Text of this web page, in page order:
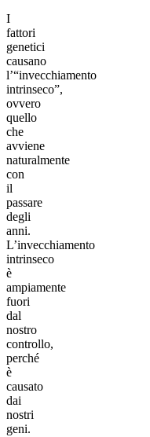
I
fattori
genetici
causano
l’“invecchiamento
intrinseco”,
ovvero
quello
che
avviene
naturalmente
con
il
passare
degli
anni.
L’invecchiamento
intrinseco
è
ampiamente
fuori
dal
nostro
controllo,
perché
è
causato
dai
nostri
geni.